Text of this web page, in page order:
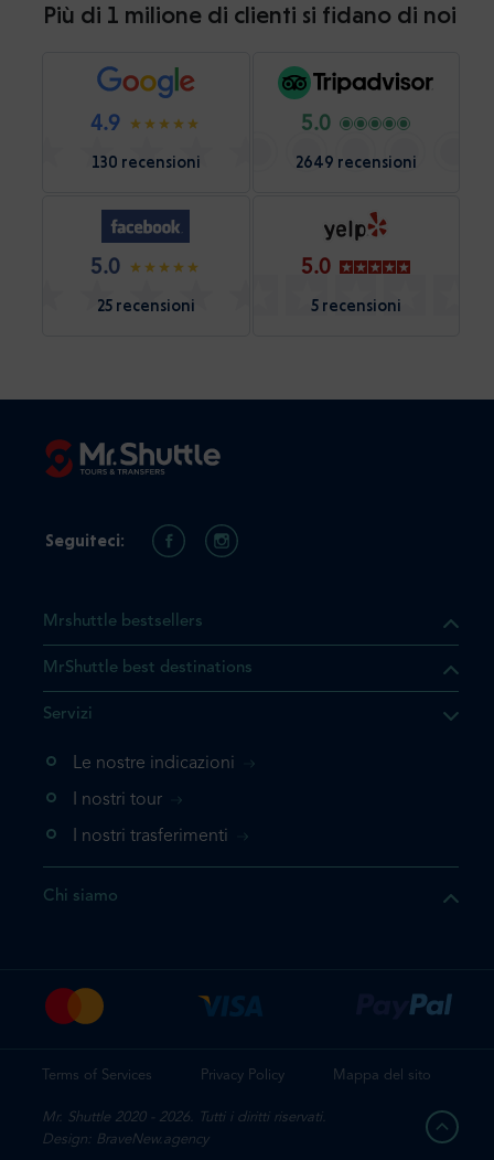
Più di 1 milione di clienti si fidano di noi
4.9
130 recensioni
5.0
2649 recensioni
5.0
25 recensioni
5.0
5 recensioni
il prodotto che state
nuovamente, la
Mrshuttle bestsellers
MrShuttle best destinations
Servizi
Le nostre indicazioni
I nostri tour
I nostri trasferimenti
Chi siamo
Seguiteci:
Terms of Services Privacy Policy Mappa del sito
Mr. Shuttle 2020 - 2026. Tutti i diritti riservati.
Design: BraveNew.agency